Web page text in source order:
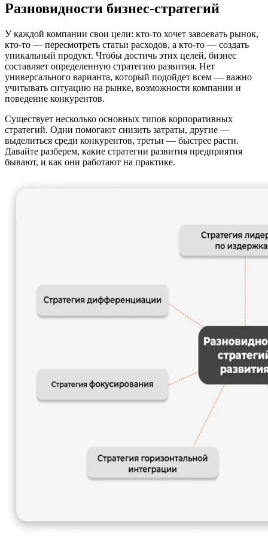
Разновидности бизнес-стратегий
У каждой компании свои цели: кто-то хочет завоевать рынок,
кто-то — пересмотреть статьи расходов, а кто-то — создать
уникальный продукт. Чтобы достичь этих целей, бизнес
составляет определенную стратегию развития. Нет
универсального варианта, который подойдет всем — важно
учитывать ситуацию на рынке, возможности компании и
поведение конкурентов.
Существует несколько основных типов корпоративных
стратегий. Одни помогают снизить затраты, другие —
выделиться среди конкурентов, третьи — быстрее расти.
Давайте разберем, какие стратегии развития предприятия
бывают, и как они работают на практике.